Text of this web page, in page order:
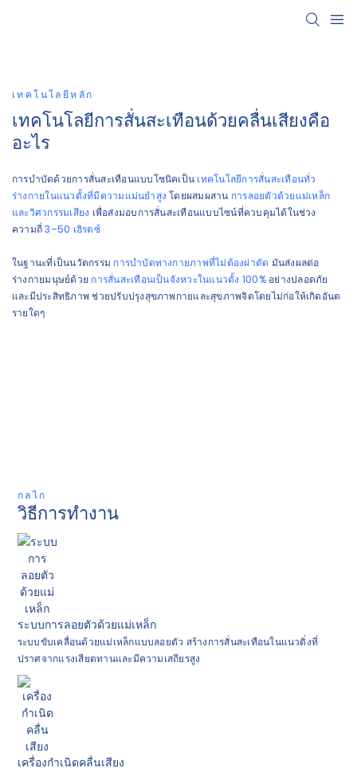
เทคโนโลยีหลัก
เทคโนโลยีการสั่นสะเทือนด้วยคลื่นเสียงคือ
อะไร
การบำบัดด้วยการสั่นสะเทือนแบบโซนิคเป็น เทคโนโลยีการสั่นสะเทือนทั่ว
ร่างกายในแนวตั้งที่มีความแม่นยำสูง โดยผสมผสาน การลอยตัวด้วยแม่เหล็ก
และวิศวกรรมเสียง เพื่อส่งมอบการสั่นสะเทือนแบบไซน์ที่ควบคุมได้ในช่วง
ความถี่3–50 เฮิรตซ์
ในฐานะที่เป็นนวัตกรรม การบำบัดทางกายภาพที่ไม่ต้องผ่าตัด มันส่งผลต่อ
ร่างกายมนุษย์ด้วย การสั่นสะเทือนเป็นจังหวะในแนวตั้ง 100%อย่างปลอดภัย
และมีประสิทธิภาพ ช่วยปรับปรุงสุขภาพกายและสุขภาพจิตโดยไม่ก่อให้เกิดอันต
รายใดๆ
กลไก
วิธีการทำงาน
ระบบการลอยตัวด้วยแม่เหล็ก
ระบบขับเคลื่อนด้วยแม่เหล็กแบบลอยตัว สร้างการสั่นสะเทือนในแนวดิ่งที่
ปราศจากแรงเสียดทานและมีความเสถียรสูง
เครื่องกำเนิดคลื่นเสียง